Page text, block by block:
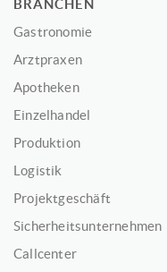
BRANCHEN
Gastronomie
Arztpraxen
Apotheken
Einzelhandel
Produktion
Logistik
Projektgeschäft
Sicherheitsunternehmen
Callcenter